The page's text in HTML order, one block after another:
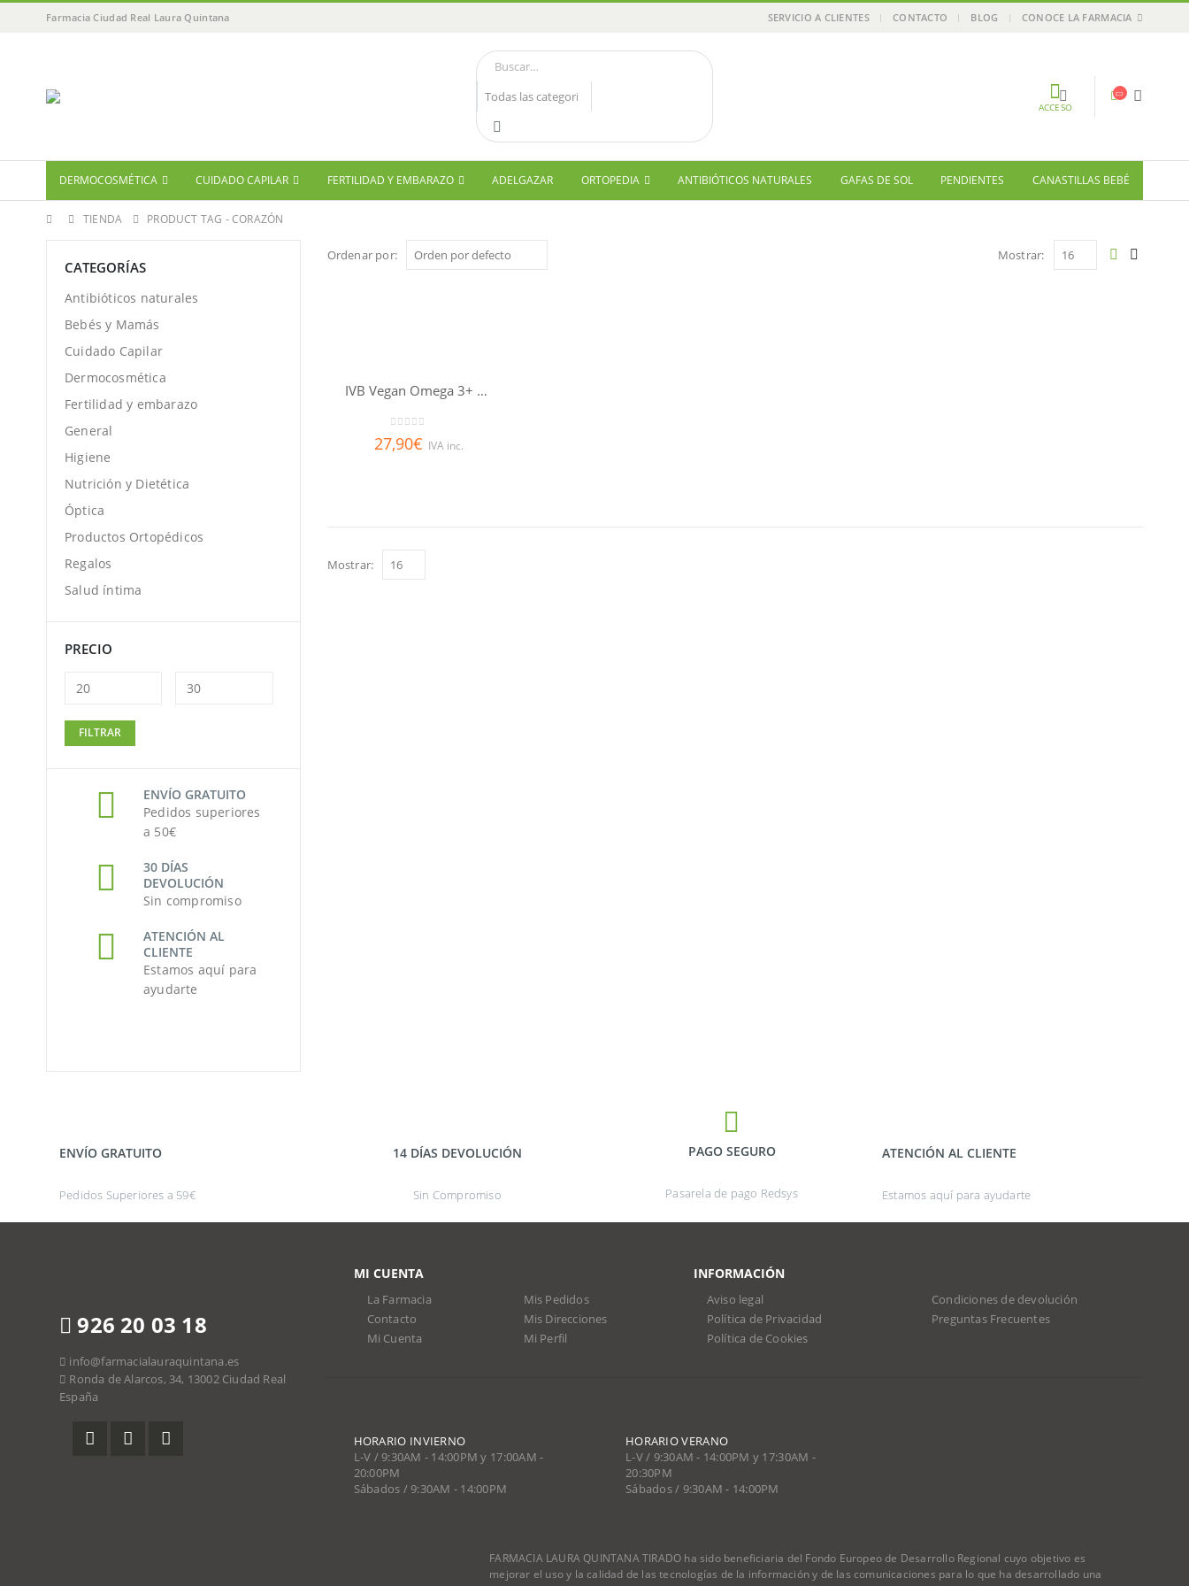
Farmacia Ciudad Real Laura Quintana SERVICIO A CLIENTES CONTACTO BLOG CONOCE LA FARMACIA
ACCESO
DERMOCOSMÉTICA CUIDADO CAPILAR FERTILIDAD Y EMBARAZO ADELGAZAR ORTOPEDIA ANTIBIÓTICOS NATURALES GAFAS DE SOL PENDIENTES CANASTILLAS BEBÉ
TIENDA PRODUCT TAG -CORAZÓN
Ordenar por: Mostrar:
IVB Vegan Omega 3+ 60 Cápsulas
0 out of 5
27,90€ IVA inc.
Mostrar:
CATEGORÍAS
Antibióticos naturales
Bebés y Mamás
Cuidado Capilar
Dermocosmética
Fertilidad y embarazo
General
Higiene
Nutrición y Dietética
Óptica
Productos Ortopédicos
Regalos
Salud íntima
PRECIO
mínimo
máximo
FILTRAR
ENVÍO GRATUITO
Pedidos superiores
a 50€
30 DÍAS
DEVOLUCIÓN
Sin compromiso
ATENCIÓN AL
CLIENTE
Estamos aquí para
ayudarte
ENVÍO GRATUITO
Pedidos Superiores a 59€
14 DÍAS DEVOLUCIÓN
Sin Compromiso
PAGO SEGURO
Pasarela de pago Redsys
ATENCIÓN AL CLIENTE
Estamos aquí para ayudarte
926 20 03 18
info@farmacialauraquintana.es
Ronda de Alarcos, 34, 13002 Ciudad Real
España
MI CUENTA
La Farmacia
Contacto
Mi Cuenta
Mis Pedidos
Mis Direcciones
Mi Perfil
INFORMACIÓN
Aviso legal
Política de Privacidad
Política de Cookies
Condiciones de devolución
Preguntas Frecuentes
HORARIO INVIERNO
L-V / 9:30AM - 14:00PM y 17:00AM -
20:00PM
Sábados / 9:30AM - 14:00PM
HORARIO VERANO
L-V / 9:30AM - 14:00PM y 17:30AM -
20:30PM
Sábados / 9:30AM - 14:00PM
FARMACIA LAURA QUINTANA TIRADO ha sido beneficiaria del Fondo Europeo de Desarrollo Regional cuyo objetivo es
mejorar el uso y la calidad de las tecnologías de la información y de las comunicaciones para lo que ha desarrollado una